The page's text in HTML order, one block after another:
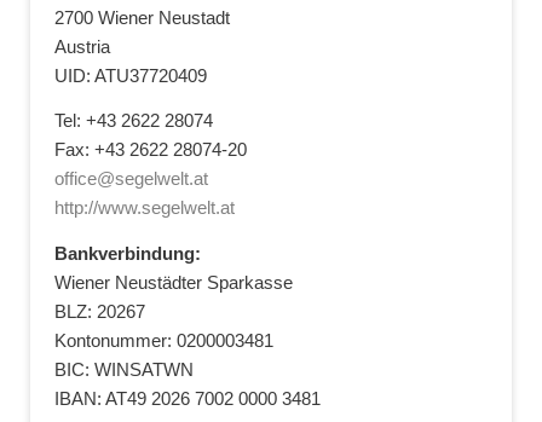
2700 Wiener Neustadt
Austria
UID: ATU37720409
Tel: +43 2622 28074
Fax: +43 2622 28074-20
office@segelwelt.at
http://www.segelwelt.at
Bankverbindung:
Wiener Neustädter Sparkasse
BLZ: 20267
Kontonummer: 0200003481
BIC: WINSATWN
IBAN: AT49 2026 7002 0000 3481